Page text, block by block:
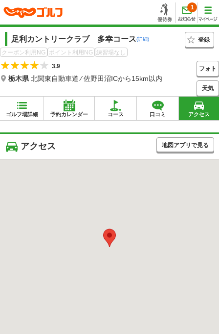
1
足利カントリークラブ 多幸コース(詳細)
登録
クーポン利用NG
ポイント利用NG 練習場なし
3.9
栃木県 北関東自動車道 ⁄ 佐野田沼ICから15km以内
フォト
天気
ゴルフ場詳細 予約カレンダー コース 口コミ アクセス
アクセス 地図アプリで見る